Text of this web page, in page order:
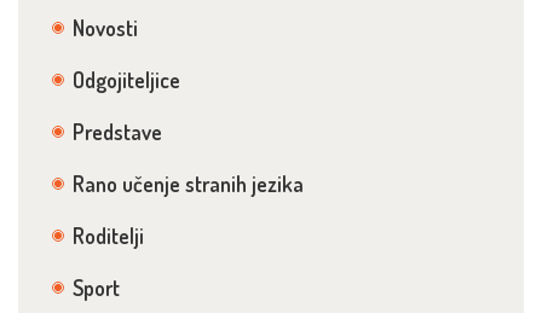
Novosti
Odgojiteljice
Predstave
Rano učenje stranih jezika
Roditelji
Sport